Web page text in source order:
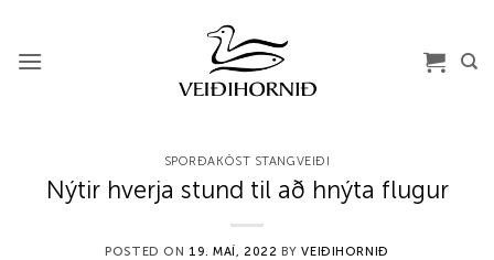
content
SPORÐAKÖST STANGVEIÐI
Nýtir hverja stund til að hnýta flugur
POSTED ON 19. MAÍ, 2022 BYVEIÐIHORNIÐ